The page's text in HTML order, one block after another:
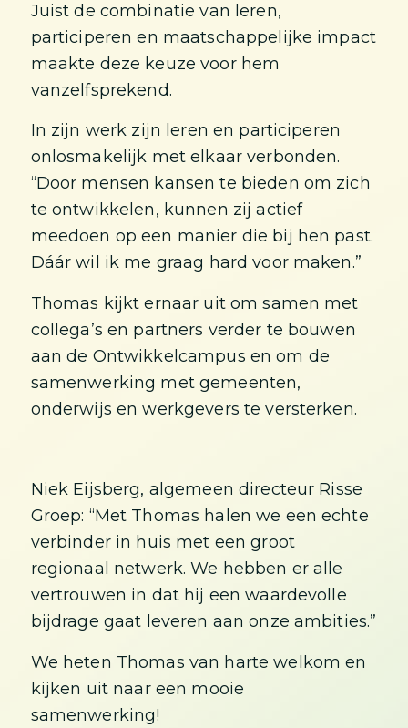
Juist de combinatie van leren,
participeren en maatschappelijke impact
maakte deze keuze voor hem
vanzelfsprekend.
In zijn werk zijn leren en participeren
onlosmakelijk met elkaar verbonden.
“Door mensen kansen te bieden om zich
te ontwikkelen, kunnen zij actief
meedoen op een manier die bij hen past.
Dáár wil ik me graag hard voor maken.”
Thomas kijkt ernaar uit om samen met
collega’s en partners verder te bouwen
aan de Ontwikkelcampus en om de
samenwerking met gemeenten,
onderwijs en werkgevers te versterken.
Niek Eijsberg, algemeen directeur Risse
Groep: “Met Thomas halen we een echte
verbinder in huis met een groot
regionaal netwerk. We hebben er alle
vertrouwen in dat hij een waardevolle
bijdrage gaat leveren aan onze ambities.”
We heten Thomas van harte welkom en
kijken uit naar een mooie
samenwerking!